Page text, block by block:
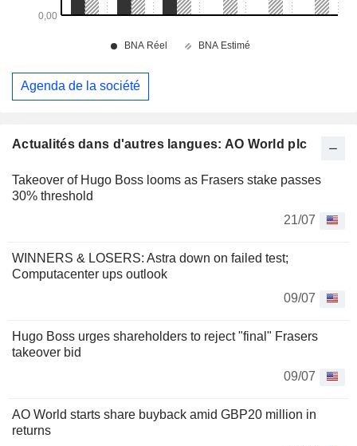
Actualités dans d'autres langues: AO World plc
Takeover of Hugo Boss looms as Frasers stake passes
30% threshold
21/07
WINNERS & LOSERS: Astra down on failed test;
Computacenter ups outlook
09/07
Hugo Boss urges shareholders to reject "final" Frasers
takeover bid
09/07
AO World starts share buyback amid GBP20 million in
returns
Agenda de la société